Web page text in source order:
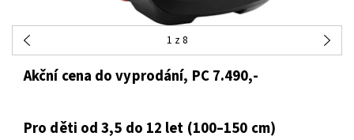
1 z 8
Akční cena do vyprodání, PC 7.490,-
Pro děti od 3,5 do 12 let (100–150 cm)